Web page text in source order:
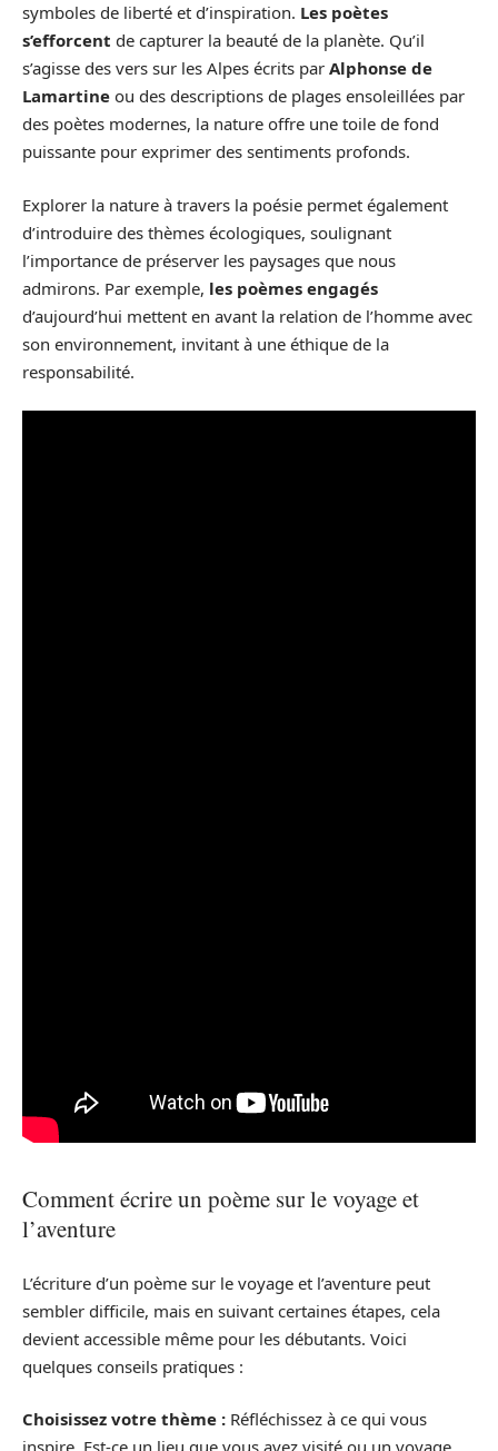
symboles de liberté et d’inspiration. Les poètes
s’efforcent de capturer la beauté de la planète. Qu’il
s’agisse des vers sur les Alpes écrits par Alphonse de
Lamartine ou des descriptions de plages ensoleillées par
des poètes modernes, la nature offre une toile de fond
puissante pour exprimer des sentiments profonds.
Explorer la nature à travers la poésie permet également
d’introduire des thèmes écologiques, soulignant
l’importance de préserver les paysages que nous
admirons. Par exemple, les poèmes engagés
d’aujourd’hui mettent en avant la relation de l’homme avec
son environnement, invitant à une éthique de la
responsabilité.
Comment écrire un poème sur le voyage et
l’aventure
L’écriture d’un poème sur le voyage et l’aventure peut
sembler difficile, mais en suivant certaines étapes, cela
devient accessible même pour les débutants. Voici
quelques conseils pratiques :
Choisissez votre thème : Réfléchissez à ce qui vous